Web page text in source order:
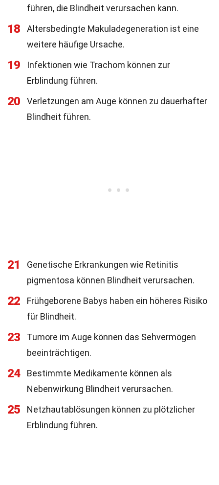
führen, die Blindheit verursachen kann.
18
Altersbedingte Makuladegeneration ist eine
weitere häufige Ursache.
19
Infektionen wie Trachom können zur
Erblindung führen.
20
Verletzungen am Auge können zu dauerhafter
Blindheit führen.
21
Genetische Erkrankungen wie Retinitis
pigmentosa können Blindheit verursachen.
22
Frühgeborene Babys haben ein höheres Risiko
für Blindheit.
23
Tumore im Auge können das Sehvermögen
beeinträchtigen.
24
Bestimmte Medikamente können als
Nebenwirkung Blindheit verursachen.
25
Netzhautablösungen können zu plötzlicher
Erblindung führen.